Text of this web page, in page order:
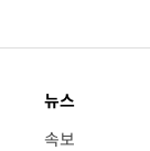
뉴스
속보